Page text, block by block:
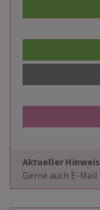
Aktueller
Gerne auch E-